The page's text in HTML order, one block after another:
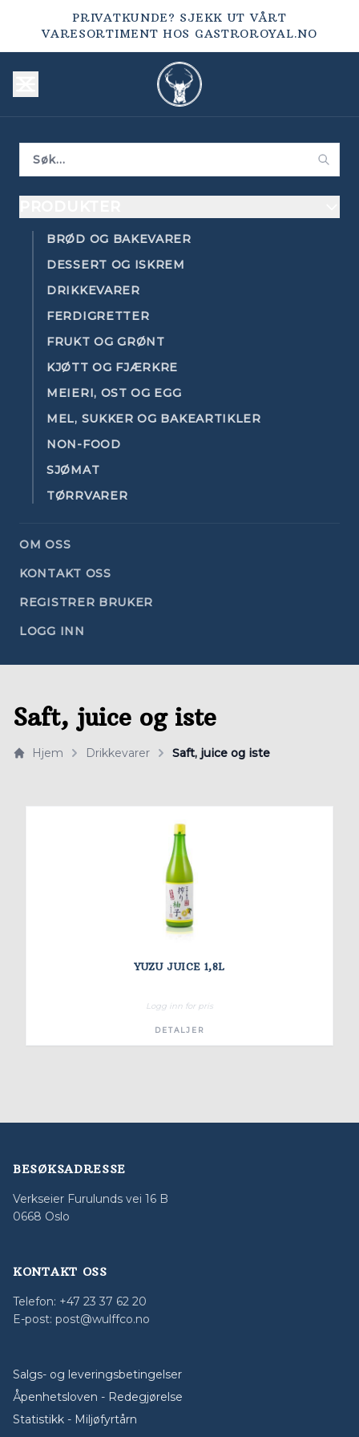
PRIVATKUNDE? SJEKK UT VÅRT
VARESORTIMENT HOS GASTROROYAL.NO
BRØD OG BAKEVARER
DESSERT OG ISKREM
DRIKKEVARER
FERDIGRETTER
FRUKT OG GRØNT
KJØTT OG FJÆRKRE
MEIERI, OST OG EGG
MEL, SUKKER OG BAKEARTIKLER
NON-FOOD
SJØMAT
TØRRVARER
OM OSS
KONTAKT OSS
REGISTRER BRUKER
LOGG INN
Saft, juice og iste
Hjem Drikkevarer Saft, juice og iste
YUZU JUICE 1,8L
Logg inn for pris
DETALJER
BESØKSADRESSE
Verkseier Furulunds vei 16 B
0668 Oslo
KONTAKT OSS
Telefon: +47 23 37 62 20
E-post: post@wulffco.no
Salgs- og leveringsbetingelser
Åpenhetsloven - Redegjørelse
Statistikk - Miljøfyrtårn